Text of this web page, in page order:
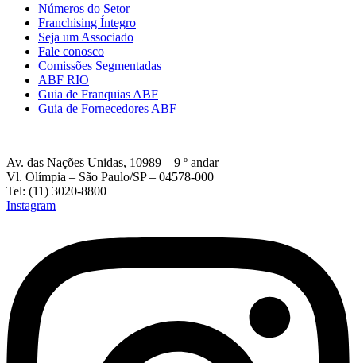
Números do Setor
Franchising Íntegro
Seja um Associado
Fale conosco
Comissões Segmentadas
ABF RIO
Guia de Franquias ABF
Guia de Fornecedores ABF
Av. das Nações Unidas, 10989 – 9 º andar
Vl. Olímpia – São Paulo/SP – 04578-000
Tel: (11) 3020-8800
Instagram